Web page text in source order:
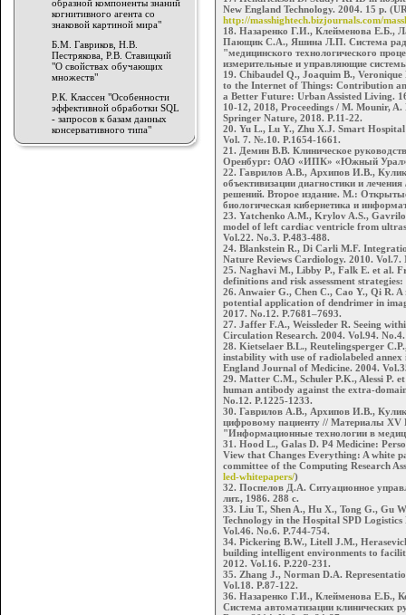
образной компоненты знаний
когнитивного агента со
знаковой картиной мира"
Б.М. Гавриков, Н.В.
Пестрякова, Р.В. Ставицкий
"О свойствах обучающих
множеств"
Р.К. Классен "Особенности
эффективной обработки SQL
- запросов к базам данных
консервативного типа"
New England Technology. 2004. 15 p.
http://masshightech.bizjournals.com/
18. Назаренко Г.И., Клейменова
Пающик С.А., Яшина Л.П. Система
"медицинского технологического
измерительные и управляющие
19. Chibaudel Q., Joaquim B.,
to the Internet of Things: Contribution
a Better Future: Urban Assisted Living.
10-12, 2018, Proceedings / M. Mounir,
Springer Nature, 2018. P.11-22.
20. Yu L., Lu Y., Zhu X.J. Smart
Vol. 7. №.10. P.1654-1661.
21. Демин В.В. Клиническое
Оренбург: ОАО «ИПК» «Южный
22. Гаврилов А.В., Архипов И.В.,
объективизации диагностики и
решений. Второе издание. М.:
биологическая кибернетика и
23. Yatchenko A.M., Krylov A.S.,
model of left cardiac ventricle from
Vol.22. No.3. P.483-488.
24. Blankstein R., Di Carli M.F.
Nature Reviews Cardiology. 2010. Vol.7.
25. Naghavi M., Libby P., Falk E. et al.
definitions and risk assessment
26. Anwaier G., Chen C., Cao Y., Qi R.
potential application of dendrimer in
2017. No.12. P.7681–7693.
27. Jaffer F.A., Weissleder R. Seeing
Circulation Research. 2004. Vol.94.
28. Kietselaer B.L., Reutelingsperger
instability with use of radiolabeled
England Journal of Medicine. 2004.
29. Matter C.M., Schuler P.K., Alessi P.
human antibody against the extra-
No.12. P.1225-1233.
30. Гаврилов А.В., Архипов И.В.,
цифровому пациенту // Материалы XV
"Информационные технологии в
31. Hood L., Galas D. P4 Medicine:
View that Changes Everything: A white
committee of the Computing Research
led-whitepapers/)
32. Поспелов Д.А. Ситуационное
лит., 1986. 288 с.
33. Liu T., Shen A., Hu X., Tong G., Gu
Technology in the Hospital SPD
Vol.46. No.6. P.744-754.
34. Pickering B.W., Litell J.M.,
building intelligent environments to
2012. Vol.16. P.220-231.
35. Zhang J., Norman D.A.
Vol.18. P.87-122.
36. Назаренко Г.И., Клейменова
Система автоматизации клинических